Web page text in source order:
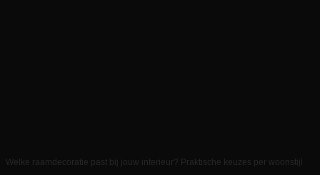
Welke raamdecoratie past bij jouw interieur? Praktische keuzes per woonstijl